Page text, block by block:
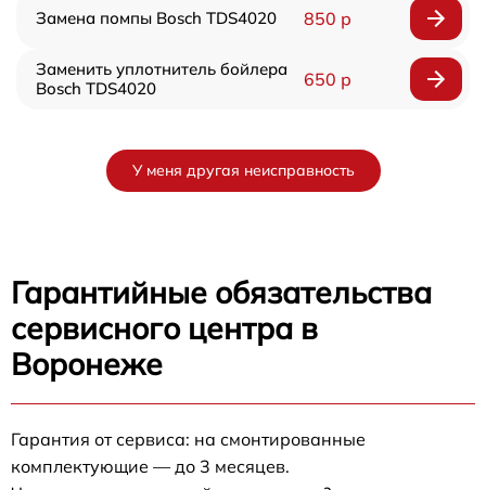
Замена помпы Bosch TDS4020 850 р
Заменить уплотнитель бойлера
Bosch TDS4020
650 р
У меня другая неисправность
Гарантийные обязательства
сервисного центра в
Воронеже
Гарантия от сервиса: на смонтированные
комплектующие — до 3 месяцев.